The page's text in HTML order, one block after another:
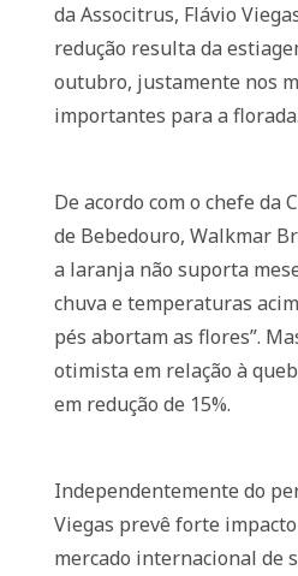
da Associtrus, Flávio
redução resulta da
outubro, justamente nos
importantes para a florada.
De acordo com o chefe da
de Bebedouro, Walkmar
a laranja não suporta
chuva e temperaturas
pés abortam as flores”.
otimista em relação à
em redução de 15%.
Independentemente do
Viegas prevê forte
mercado internacional de